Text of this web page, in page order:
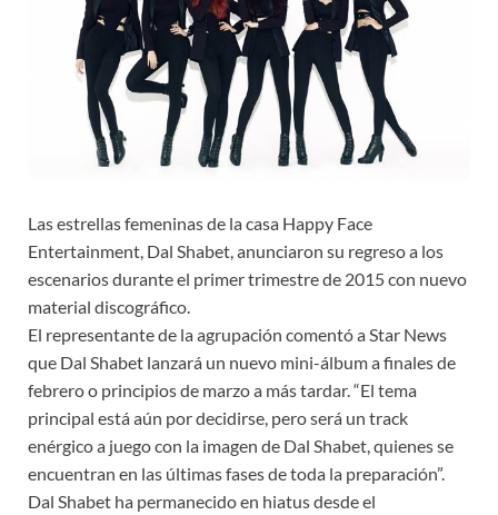
Las estrellas femeninas de la casa Happy Face
Entertainment, Dal Shabet, anunciaron su regreso a los
escenarios durante el primer trimestre de 2015 con nuevo
material discográfico.
El representante de la agrupación comentó a Star News
que Dal Shabet lanzará un nuevo mini-álbum a finales de
febrero o principios de marzo a más tardar. “El tema
principal está aún por decidirse, pero será un track
enérgico a juego con la imagen de Dal Shabet, quienes se
encuentran en las últimas fases de toda la preparación”.
Dal Shabet ha permanecido en hiatus desde el